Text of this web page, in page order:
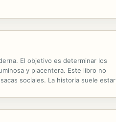
El objetivo es determinar los
y placentera. Este libro no
sociales. La historia suele estar